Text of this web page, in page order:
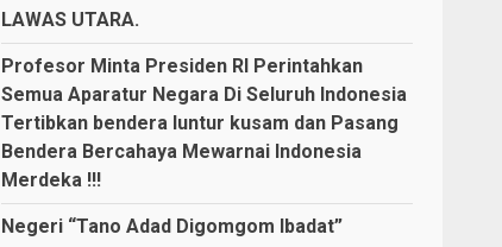
LAWAS UTARA.
Profesor Minta Presiden RI Perintahkan
Semua Aparatur Negara Di Seluruh Indonesia
Tertibkan bendera luntur kusam dan Pasang
Bendera Bercahaya Mewarnai Indonesia
Merdeka !!!
Negeri “Tano Adad Digomgom Ibadat”